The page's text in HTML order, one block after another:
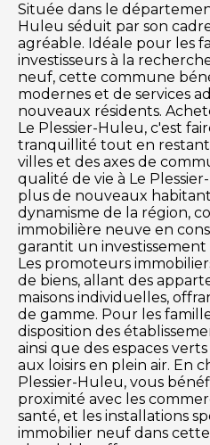
Située dans le
Huleu séduit par son
agréable. Idéale pour les
investisseurs à la
neuf, cette commune
modernes et de services
nouveaux résidents.
Le Plessier-Huleu, c'est
tranquillité tout en
villes et des axes de
qualité de vie à Le
plus de nouveaux
dynamisme de la région,
immobilière neuve en
garantit un
Les promoteurs
de biens, allant des
maisons individuelles,
de gamme. Pour les
disposition des
ainsi que des espaces
aux loisirs en plein air. En
Plessier-Huleu, vous
proximité avec les
santé, et les installations
immobilier neuf dans